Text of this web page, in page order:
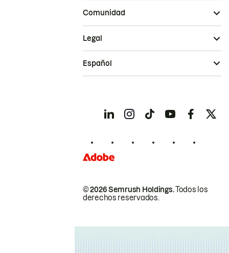
Comunidad
© 2026 Semrush Holdings.Todos los
derechos reservados.
Legal
Español